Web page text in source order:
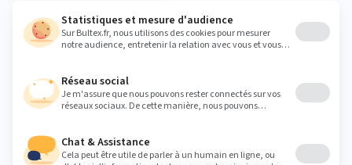
Heures
Mardi 09:30 - 12:30 14:00 - 19:00
Jeudi